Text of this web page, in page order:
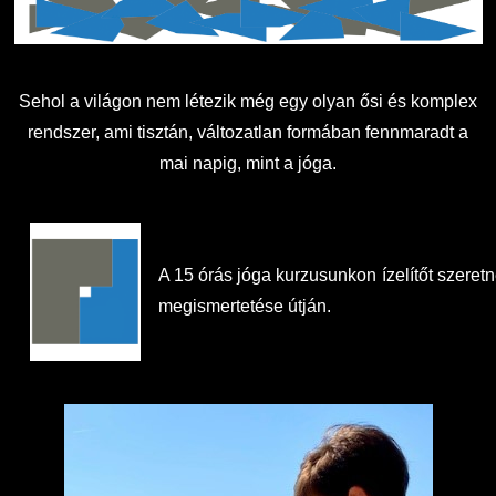
Családbarát Szolgáltató
Hallgatókra érvényes szabályzatok
Nemzetközi Lehetőségek
Origó nyelvvizsga
Neptun
Átjelentkezőknek
Kapcsolat
Minőségirányítás
Sehol a világon nem létezik még egy olyan ősi és komplex
rendszer, ami tisztán, változatlan formában fennmaradt a
mai napig, mint a jóga.
A 15 órás jóga kurzusunkon ízelítőt
megismertetése útján.